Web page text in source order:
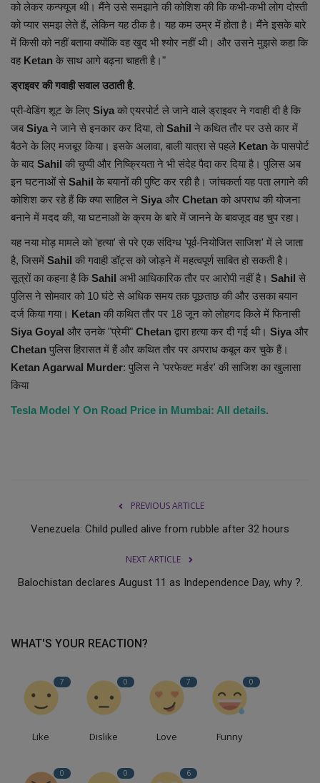
को लेकर कन्फ्यूज थी। मैंने उसे समझाने की कोशिश की कि कभी-कभी लोग दोस्ती
को प्यार समझ लेते हैं, लेकिन यह ठीक है। यह कम उम्र में होता है। मैंने इसके बारे
में किसी को नहीं बताया क्योंकि वह खुद भी श्योर नहीं थी। और उसने मुझसे कहा कि
वह Ketan के साथ आगे बढ़ना चाहती है।"
ड्राइवर की गवाही सवाल उठाती है.
प्री-वेडिंग शूट के लिए Siya को एयरपोर्ट ले जाने वाले ड्राइवर ने गवाही दी है कि
जबSiya ने जाने से इनकार कर दिया, तोSahil ने कथित तौर पर उसे कार में
बैठने के लिए मजबूर किया। इसके अलावा, बाली यात्रा से पहले Ketan के पासपोर्ट
के बाद Sahil की चुप्पी और निष्क्रियता ने भी संदेह पैदा कर दिया है। पुलिस अब
इन घटनाओं से Sahil के बयानों की पुष्टि कर रही है। जांचकर्ता यह पता लगाने की
कोशिश कर रहे हैं कि क्या साहिल ने Siya और Chetan को अपराध की योजना
बनाने में मदद की, या घटनाओं के क्रम के बारे में जानने के बावजूद वह चुप रहा।
यह नया मोड़ मामले को 'हत्या' से परे एक संदिग्ध 'पूर्व-नियोजित साजिश' में ले जाता
है, जिसमें Sahil की गवाही डॉट्स को जोड़ने में महत्वपूर्ण साबित हो सकती है।
सूत्रों का कहना है किSahil अभी आधिकारिक तौर पर आरोपी नहीं है। Sahil से
पुलिस ने सोमवार को 10 घंटे से अधिक समय तक पूछताछ की और उसका बयान
दर्ज किया गया। Ketan की कथित तौर पर 18 जून को लोहगद किले में फिनासी
Siya Goyal और उनके "प्रेमी" Chetan द्वारा हत्या कर दी गई थी। Siya और
Chetan पुलिस हिरासत में हैं और कथित तौर पर अपराध कबूल कर चुके हैं।
Ketan Agarwal Murder: पुलिस ने 'परफेक्ट मर्डर' की साजिश का खुलासा
किया
Tesla Model Y On Road Price in Mumbai: All details.
PREVIOUS ARTICLE
Venezuela: Child pulled alive from rubble after 32 hours
NEXT ARTICLE
Balochistan declares August 11 as Independence Day, why ?.
WHAT'S YOUR REACTION?
7
Like
0
Dislike
7
Love
0
Funny
0 0 6